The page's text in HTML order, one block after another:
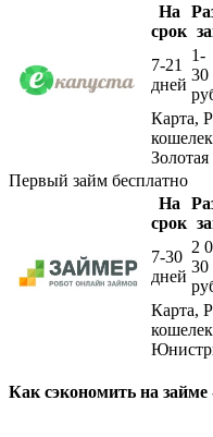
На
срок
7-21
дней
1-
30
Карта,
Первый займ бесплатно
На
срок
7-30
дней
2
30
Карта,
Как сэкономить на